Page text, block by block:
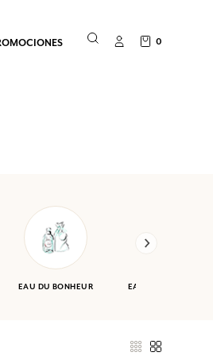
0
EAU DU BONHEUR EAU DES VACANCES